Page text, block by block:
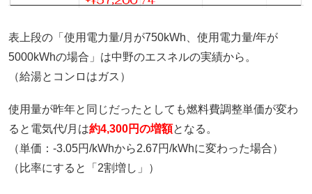
表上段の「使用電力量/月が750kWh、使用電力量/年が
5000kWhの場合」は中野のエスネルの実績から。
（給湯とコンロはガス）
使用量が昨年と同じだったとしても燃料費調整単価が変わ
ると電気代/月は約4,300円の増額となる。
（単価：-3.05円/kWhから2.67円/kWhに変わった場合）
（比率にすると「2割増し」）